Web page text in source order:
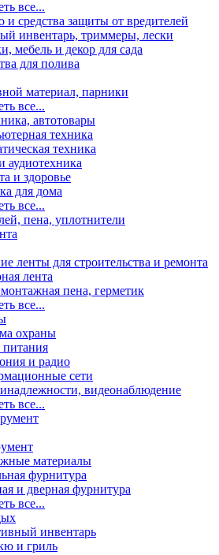
все...
и средства защиты от вредителей
инвентарь, триммеры, лески
мебель и декор для сада
для полива
материал, парники
все...
автотовары
техника
техника
аудиотехника
и здоровье
для дома
все...
пена, уплотнители
ленты для строительства и ремонта
лента
пена, герметик
все...
охраны
и радио
сети
видеонаблюдение
все...
материалы
фурнитура
и дверная фурнитура
все...
инвентарь
и гриль